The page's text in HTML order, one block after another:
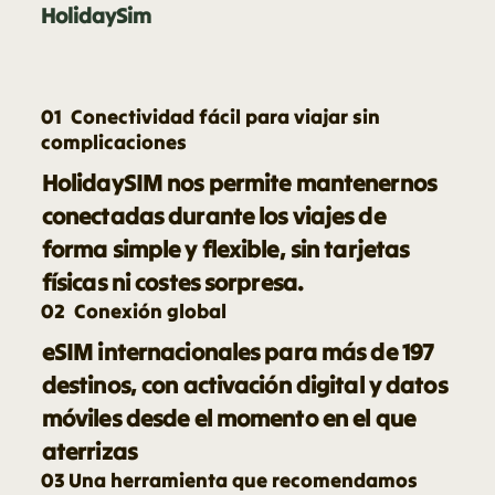
HolidaySim
01 Conectividad fácil para viajar sin
complicaciones
HolidaySIM nos permite mantenernos
conectadas durante los viajes de
forma simple y flexible, sin tarjetas
físicas ni costes sorpresa.
02 Conexión global
eSIM internacionales para más de 197
destinos, con activación digital y datos
móviles desde el momento en el que
aterrizas
03 Una herramienta que recomendamos